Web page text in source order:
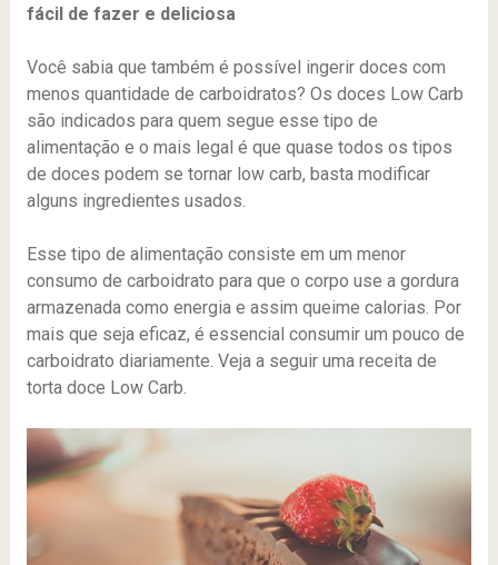
fácil de fazer e deliciosa
Você sabia que também é possível ingerir doces com
menos quantidade de carboidratos? Os doces Low Carb
são indicados para quem segue esse tipo de
alimentação e o mais legal é que quase todos os tipos
de doces podem se tornar low carb, basta modificar
alguns ingredientes usados.
Esse tipo de alimentação consiste em um menor
consumo de carboidrato para que o corpo use a gordura
armazenada como energia e assim queime calorias. Por
mais que seja eficaz, é essencial consumir um pouco de
carboidrato diariamente. Veja a seguir uma receita de
torta doce Low Carb.